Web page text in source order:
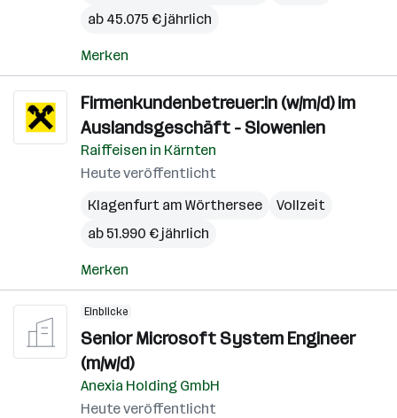
ab 45.075 € jährlich
Merken
Firmenkundenbetreuer:in (w/m/d) im
Auslandsgeschäft - Slowenien
Raiffeisen in Kärnten
Heute veröffentlicht
Klagenfurt am Wörthersee
Vollzeit
ab 51.990 € jährlich
Merken
Einblicke
Senior Microsoft System Engineer
(m/w/d)
Anexia Holding GmbH
Heute veröffentlicht